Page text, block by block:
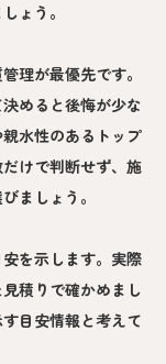
ょう。
理が最優先です。
めると後悔が少な
水性のあるトップ
けで判断せず、施
ましょう。
を示します。実際
積りで確かめまし
目安情報と考えて